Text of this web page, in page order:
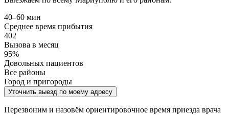
40–60 мин
Среднее время прибытия
402
Вызова в месяц
95%
Довольных пациентов
Все районы
Город и пригороды
Уточнить выезд по моему адресу
Перезвоним и назовём ориентировочное время приезда врача